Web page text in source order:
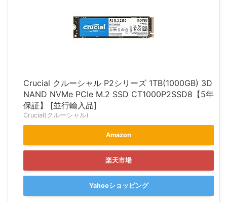
Crucial クルーシャル P2シリーズ 1TB(1000GB) 3D
NAND NVMe PCIe M.2 SSD CT1000P2SSD8【5年
保証】 [並行輸入品]
Crucial(クルーシャル)
Amazon
楽天市場
Yahooショッピング